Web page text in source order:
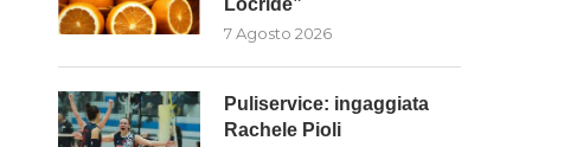
Locride”
7 Agosto 2026
Puliservice: ingaggiata
Rachele Pioli